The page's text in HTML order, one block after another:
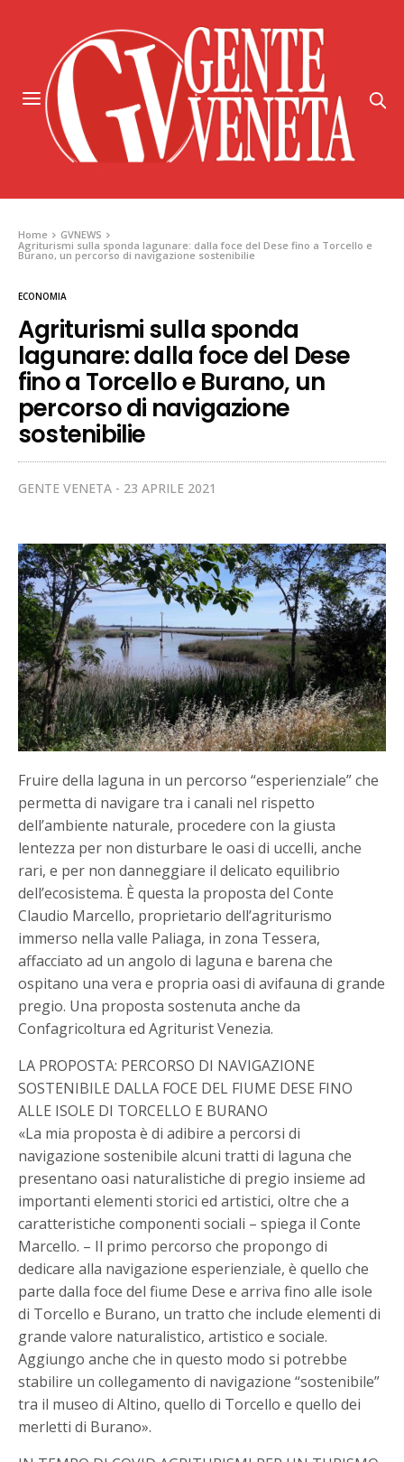
Home
GVNEWS
Agriturismi sulla sponda lagunare: dalla foce del Dese fino a Torcello e
Burano, un percorso di navigazione sostenibilie
ECONOMIA
Agriturismi sulla sponda
lagunare: dalla foce del Dese
fino a Torcello e Burano, un
percorso di navigazione
sostenibilie
GENTE VENETA 23 APRILE 2021
Fruire della laguna in un percorso “esperienziale” che
permetta di navigare tra i canali nel rispetto
dell’ambiente naturale, procedere con la giusta
lentezza per non disturbare le oasi di uccelli, anche
rari, e per non danneggiare il delicato equilibrio
dell’ecosistema. È questa la proposta del Conte
Claudio Marcello, proprietario dell’agriturismo
immerso nella valle Paliaga, in zona Tessera,
affacciato ad un angolo di laguna e barena che
ospitano una vera e propria oasi di avifauna di grande
pregio. Una proposta sostenuta anche da
Confagricoltura ed Agriturist Venezia.
LA PROPOSTA: PERCORSO DI NAVIGAZIONE
SOSTENIBILE DALLA FOCE DEL FIUME DESE FINO
ALLE ISOLE DI TORCELLO E BURANO
«La mia proposta è di adibire a percorsi di
navigazione sostenibile alcuni tratti di laguna che
presentano oasi naturalistiche di pregio insieme ad
importanti elementi storici ed artistici, oltre che a
caratteristiche componenti sociali – spiega il Conte
Marcello. – Il primo percorso che propongo di
dedicare alla navigazione esperienziale, è quello che
parte dalla foce del fiume Dese e arriva fino alle isole
di Torcello e Burano, un tratto che include elementi di
grande valore naturalistico, artistico e sociale.
Aggiungo anche che in questo modo si potrebbe
stabilire un collegamento di navigazione “sostenibile”
tra il museo di Altino, quello di Torcello e quello dei
merletti di Burano».